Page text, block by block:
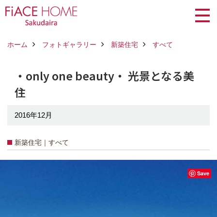
ホーム フォトギャラリー 新築住宅 すべて
・only one beauty・ 光景となる美
住
2016年12月
新築住宅｜すべて
Save